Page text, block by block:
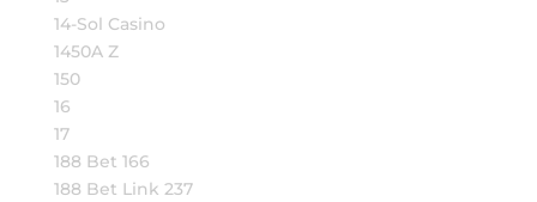
14-Sol Casino
1450A Z
150
16
17
188 Bet 166
188 Bet Link 237